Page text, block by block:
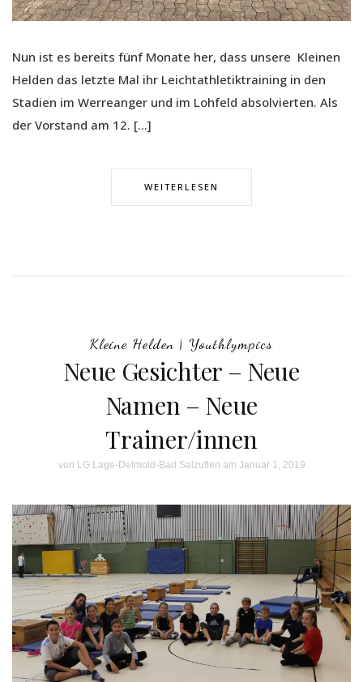
Nun ist es bereits fünf Monate her, dass unsere Kleinen
Helden das letzte Mal ihr Leichtathletiktraining in den
Stadien im Werreanger und im Lohfeld absolvierten. Als
der Vorstand am 12. […]
WEITERLESEN
Kleine Helden | Youthlympics
Neue Gesichter – Neue
Namen – Neue
Trainer/innen
von LG Lage-Detmold-Bad Salzuflen am Januar 1, 2019